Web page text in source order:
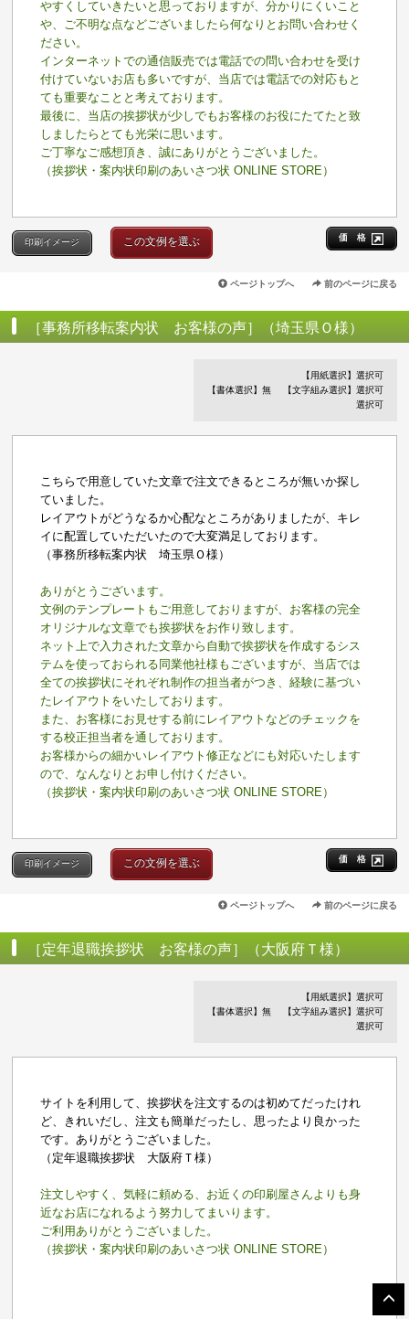
やすくしていきたいと思っておりますが、分かりにくいこと
や、ご不明な点などございましたら何なりとお問い合わせく
ださい。
インターネットでの通信販売では電話での問い合わせを受け
付けていないお店も多いですが、当店では電話での対応もと
ても重要なことと考えております。
最後に、当店の挨拶状が少しでもお客様のお役にたてたと致
しましたらとても光栄に思います。
ご丁寧なご感想頂き、誠にありがとうございました。
（挨拶状・案内状印刷のあいさつ状 ONLINE STORE）
価 格
印刷イメージ この文例を選ぶ
ページトップへ 前のページに戻る
［事務所移転案内状 お客様の声］（埼玉県Ｏ様）
【用紙選択】選択可
【書体選択】無
【文字組み選択】選択可
選択可
こちらで用意していた文章で注文できるところが無いか探し
ていました。
レイアウトがどうなるか心配なところがありましたが、キレ
イに配置していただいたので大変満足しております。
（事務所移転案内状 埼玉県Ｏ様）
ありがとうございます。
文例のテンプレートもご用意しておりますが、お客様の完全
オリジナルな文章でも挨拶状をお作り致します。
ネット上で入力された文章から自動で挨拶状を作成するシス
テムを使っておられる同業他社様もございますが、当店では
全ての挨拶状にそれぞれ制作の担当者がつき、経験に基づい
たレイアウトをいたしております。
また、お客様にお見せする前にレイアウトなどのチェックを
する校正担当者を通しております。
お客様からの細かいレイアウト修正などにも対応いたします
ので、なんなりとお申し付けください。
（挨拶状・案内状印刷のあいさつ状 ONLINE STORE）
価 格
印刷イメージ この文例を選ぶ
ページトップへ 前のページに戻る
［定年退職挨拶状 お客様の声］（大阪府Ｔ様）
【用紙選択】選択可
【書体選択】無
【文字組み選択】選択可
選択可
サイトを利用して、挨拶状を注文するのは初めてだったけれ
ど、きれいだし、注文も簡単だったし、思ったより良かった
です。ありがとうございました。
（定年退職挨拶状 大阪府Ｔ様）
注文しやすく、気軽に頼める、お近くの印刷屋さんよりも身
近なお店になれるよう努力してまいります。
ご利用ありがとうございました。
（挨拶状・案内状印刷のあいさつ状 ONLINE STORE）